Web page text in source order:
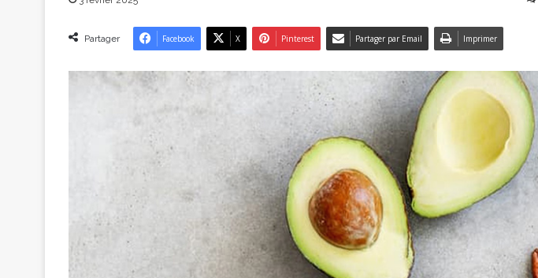
Partager Facebook X Pinterest Partager par Email Imprimer